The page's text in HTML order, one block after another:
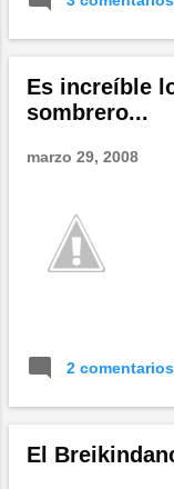
la
Es increíble
sombrero...
marzo 29, 2008
2 comentarios
El